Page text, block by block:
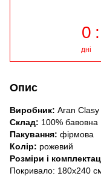
0
дні
Опис
Виробник: Aran
Склад: 100% бавовна
Пакування: фірмова
Колір: рожевий
Розміри і
Покривало: 180х240